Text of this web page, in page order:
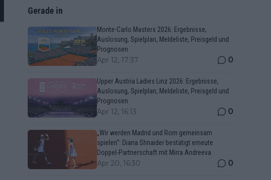
Gerade in
Monte-Carlo Masters 2026: Ergebnisse,
Auslosung, Spielplan, Meldeliste, Preisgeld und
Prognosen
Apr 12, 17:37 0
Upper Austria Ladies Linz 2026: Ergebnisse,
Auslosung, Spielplan, Meldeliste, Preisgeld und
Prognosen
Apr 12, 16:13 0
„Wir werden Madrid und Rom gemeinsam
spielen“: Diana Shnaider bestätigt erneute
Doppel-Partnerschaft mit Mirra Andreeva
Apr 20, 16:30 0